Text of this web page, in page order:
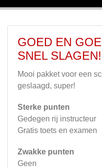
GOED EN
SNEL SLAGEN!
Mooi pakket voor een
geslaagd, super!
Sterke punten
Gedegen rij instructeur
Gratis toets en examen
Zwakke punten
Geen